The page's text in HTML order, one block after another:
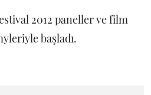
2012 paneller ve film
başladı.